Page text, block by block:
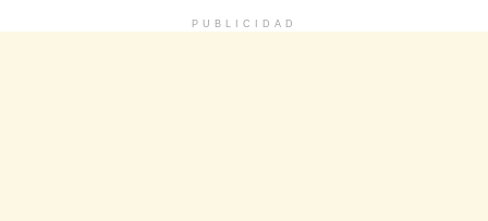
PUBLICIDAD